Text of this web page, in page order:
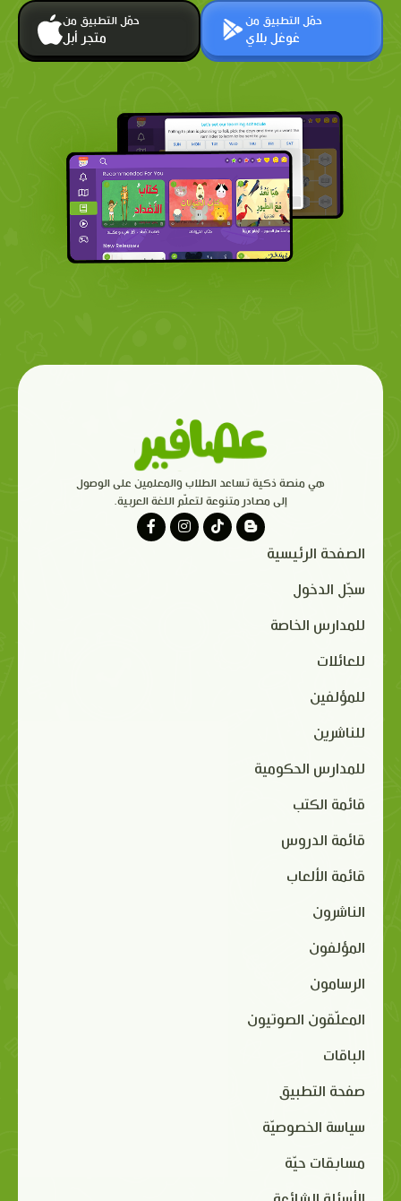
حمّل التطبيق من
متجر أبل
حمّل التطبيق من
غوغل بلاي
هي منصة ذكية تساعد الطلاب والمعلمين على الوصول
إلى مصادر متنوعة لتعلّم اللغة العربية.
الصفحة الرئيسية
سجّل الدخول
للمدارس الخاصة
للعائلات
للمؤلفين
للناشرين
للمدارس الحكومية
قائمة الكتب
قائمة الدروس
قائمة الألعاب
الناشرون
المؤلفون
الرسامون
المعلّقون الصوتيون
الباقات
صفحة التطبيق
سياسة الخصوصيّة
مسابقات حيّة